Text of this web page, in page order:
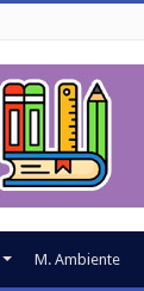
M. Ambiente